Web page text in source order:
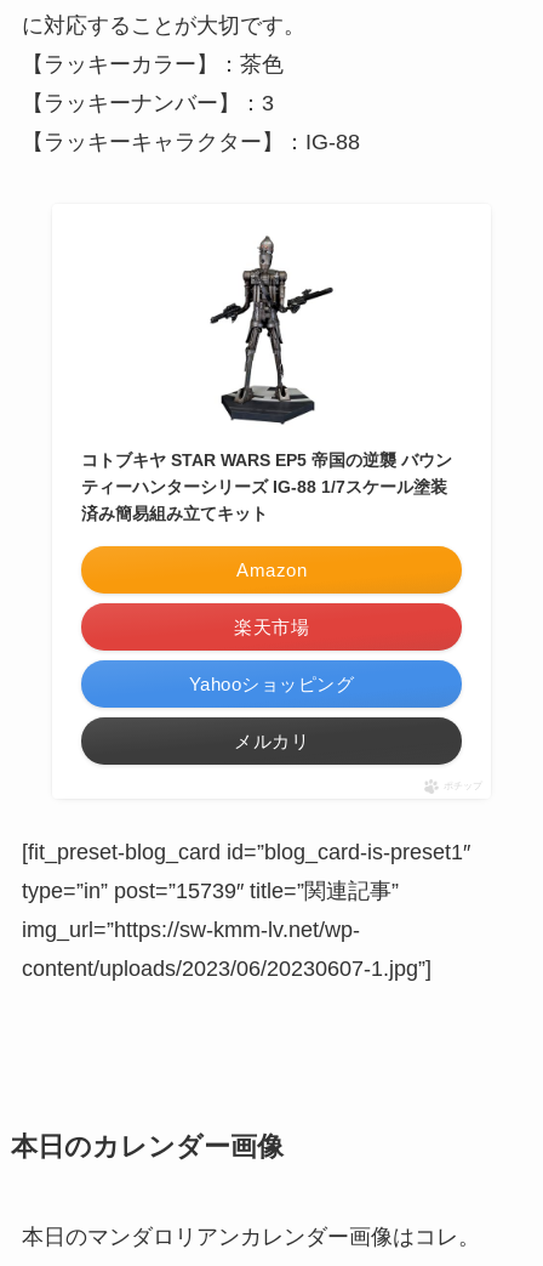
に対応することが大切です。
【ラッキーカラー】：茶色
【ラッキーナンバー】：3
【ラッキーキャラクター】：IG-88
コトブキヤ STAR WARS EP5 帝国の逆襲 バウン
ティーハンターシリーズ IG-88 1/7スケール塗装
済み簡易組み立てキット
Amazon
楽天市場
Yahooショッピング
メルカリ
ポチップ
[fit_preset-blog_card id=”blog_card-is-preset1″
type=”in” post=”15739″ title=”関連記事”
img_url=”https://sw-kmm-lv.net/wp-
content/uploads/2023/06/20230607-1.jpg”]
本日のカレンダー画像
本日のマンダロリアンカレンダー画像はコレ。